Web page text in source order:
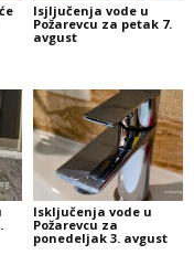
Isjljučenja vode u
Požarevcu za petak 7.
avgust
Isključenja vode u
Požarevcu za
ponedeljak 3. avgust